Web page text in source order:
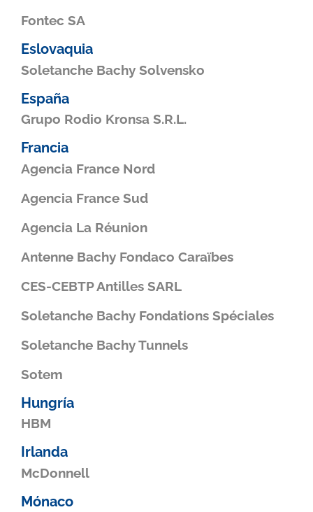
Fontec SA
Eslovaquia
Soletanche Bachy Solvensko
España
Grupo Rodio Kronsa S.R.L.
Francia
Agencia France Nord
Agencia France Sud
Agencia La Réunion
Antenne Bachy Fondaco Caraïbes
CES-CEBTP Antilles SARL
Soletanche Bachy Fondations Spéciales
Soletanche Bachy Tunnels
Sotem
Hungría
HBM
Irlanda
McDonnell
Mónaco